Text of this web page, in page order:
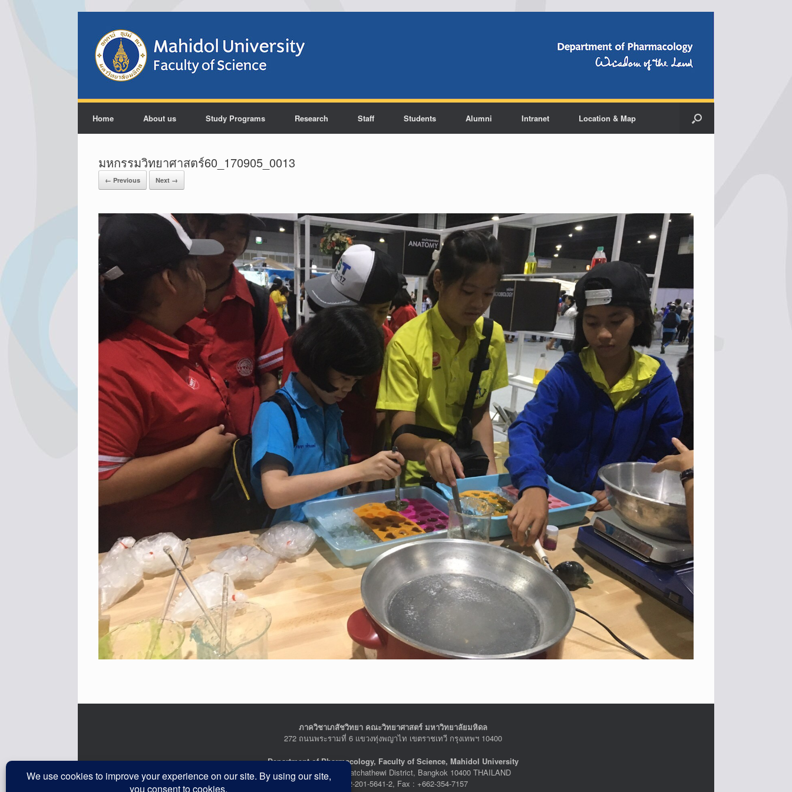
Home About us Study Programs Research Staff Students Alumni Intranet Location & Map
มหกรรมวิทยาศาสตร์60_170905_0013
← Previous Next →
ภาควิชาเภสัชวิทยา คณะวิทยาศาสตร์ มหาวิทยาลัยมหิดล
272 ถนนพระรามที่ 6 แขวงทุ่งพญาไท เขตราชเทวี กรุงเทพฯ 10400
Department of Pharmacology, Faculty of Science, Mahidol University
272 Rama VI Road, Ratchathewi District, Bangkok 10400 THAILAND
Tel : +662-201-5641-2, Fax : +662-354-7157